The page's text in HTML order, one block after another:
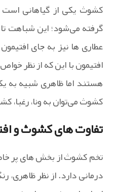
کشوث یکی از گیاهانی است
گرفته می‌شود؛ این شباهت
عطاری ها نیز به جای
افتیمون با این که از نظر
هستند اما ظاهری شبیه به
کشوث می‌توان به ونا، رغبا،
تفاوت های کشوث و
تخم کشوث از بخش های پر
درمانی دارد. از نظر